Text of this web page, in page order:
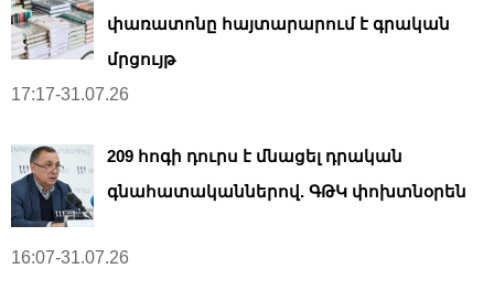
փառատոնը հայտարարում է գրական
մրցույթ
17:17-31.07.26
209 հոգի դուրս է մնացել դրական
գնահատականներով. ԳԹԿ փոխտնօրեն
16:07-31.07.26